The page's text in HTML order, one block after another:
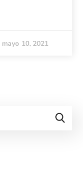
mayo 10, 2021